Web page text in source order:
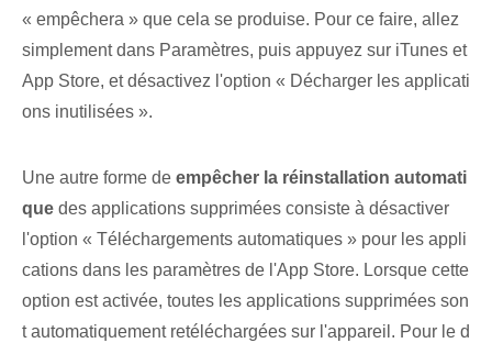
« empêchera » que cela se produise. Pour ce faire, allez
simplement dans Paramètres, puis appuyez sur iTunes et
App Store, et désactivez l'option « Décharger les applicati
ons inutilisées ».
Une autre forme de empêcher la réinstallation automati
que⁢ des applications supprimées consiste à désactiver
l'option « Téléchargements automatiques » pour les appli
cations dans les paramètres de l'App Store. Lorsque cette
option est activée, toutes les applications supprimées son
t automatiquement retéléchargées sur l'appareil. Pour le d